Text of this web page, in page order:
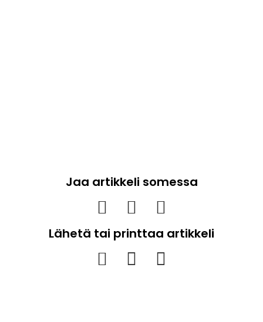
Jaa artikkeli somessa
Lähetä tai printtaa artikkeli